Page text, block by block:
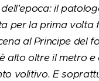
il
per la prima
al Principe del
alto oltre il metro
volitivo. E